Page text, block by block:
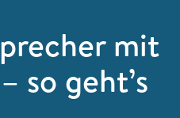
mit
so geht’s